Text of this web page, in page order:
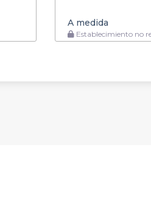
A medida
Establecimiento no